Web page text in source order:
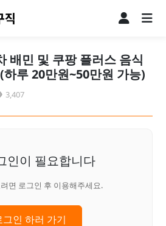
배민 및 쿠팡 플러스 음식
루 20만원~50만원 가능)
3,407
인이 필요합니다
면 로그인 후 이용해주세요.
그인 하러 가기